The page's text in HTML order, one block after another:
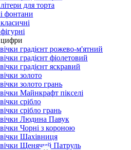
для торта
фонтани
градієнт рожево-м'ятний
градієнт фіолетовий
градієнт яскравий
золото
золото грань
Майнкрафт пікселі
срібло
срібло грань
Людина Павук
Чорні з короною
Шахівниця
Щенячий Патруль